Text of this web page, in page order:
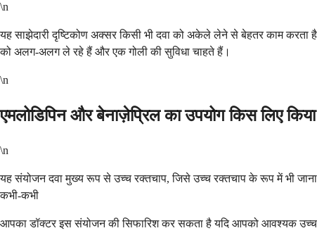
\n
यह साझेदारी दृष्टिकोण अक्सर किसी भी दवा को अकेले लेने से बेहतर काम करता
को अलग-अलग ले रहे हैं और एक गोली की सुविधा चाहते हैं।
\n
एमलोडिपिन और बेनाज़ेप्रिल का उपयोग किस लिए
\n
यह संयोजन दवा मुख्य रूप से उच्च रक्तचाप, जिसे उच्च रक्तचाप के रूप में भी जाना
कभी-कभी
आपका डॉक्टर इस संयोजन की सिफारिश कर सकता है यदि आपको आवश्यक उच्च